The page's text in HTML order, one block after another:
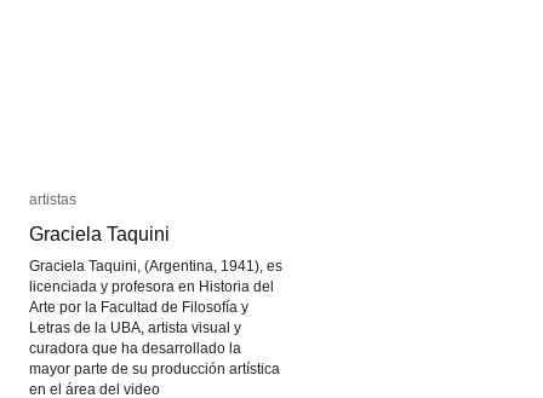
artistas
Graciela Taquini
Graciela Taquini, (Argentina, 1941), es
licenciada y profesora en Historia del
Arte por la Facultad de Filosofía y
Letras de la UBA, artista visual y
curadora que ha desarrollado la
mayor parte de su producción artística
en el área del video
artistas
Graciela Taquini